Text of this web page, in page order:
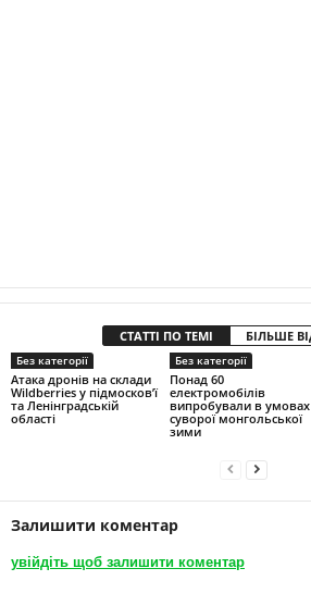
СТАТТІ ПО ТЕМІ БІЛЬШЕ
Без категорії
Атака дронів на склади
Wildberries у підмосков’ї
та Ленінградській
області
Без категорії
Понад 60
електромобілів
випробували в умовах
суворої монгольської
зими
Залишити коментар
увійдіть щоб залишити коментар